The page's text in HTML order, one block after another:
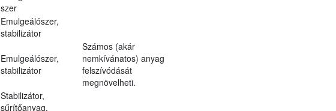
szer
Emulgeálószer,
stabilizátor
Emulgeálószer,
stabilizátor
Számos (akár
nemkívánatos) anyag
felszívódását
megnövelheti.
Stabilizátor,
sűrítőanyag,